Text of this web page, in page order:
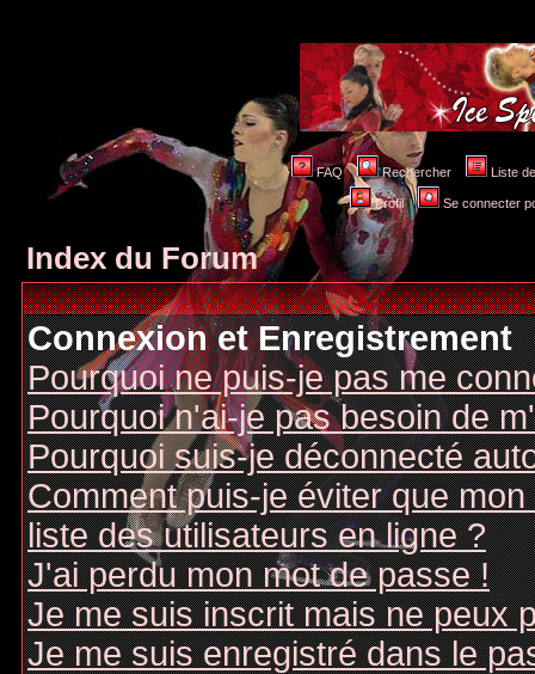
FAQ Rechercher Liste
Profil Se connecter
Index du Forum
Connexion et Enregistrement
Pourquoi ne puis-je pas me
Pourquoi n'ai-je pas besoin de
Pourquoi suis-je déconnecté
Comment puis-je éviter que
liste des utilisateurs en ligne ?
J'ai perdu mon mot de passe !
Je me suis inscrit mais ne peux
Je me suis enregistré dans le